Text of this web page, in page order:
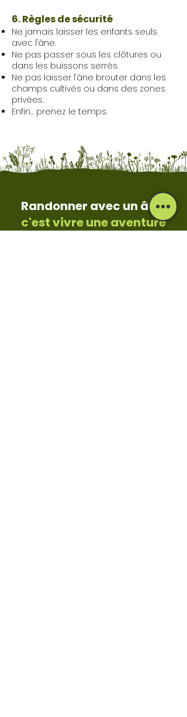
6. Règles de sécurité
Ne jamais laisser les enfants seuls
avec l'âne.
Ne pas passer sous les clôtures ou
dans les buissons serrés.
Ne pas laisser l'âne brouter dans les
champs cultivés ou dans des zones
privées.
Enfin... prenez le temps.
Randonner avec un âne,
c'est vivre une aventure